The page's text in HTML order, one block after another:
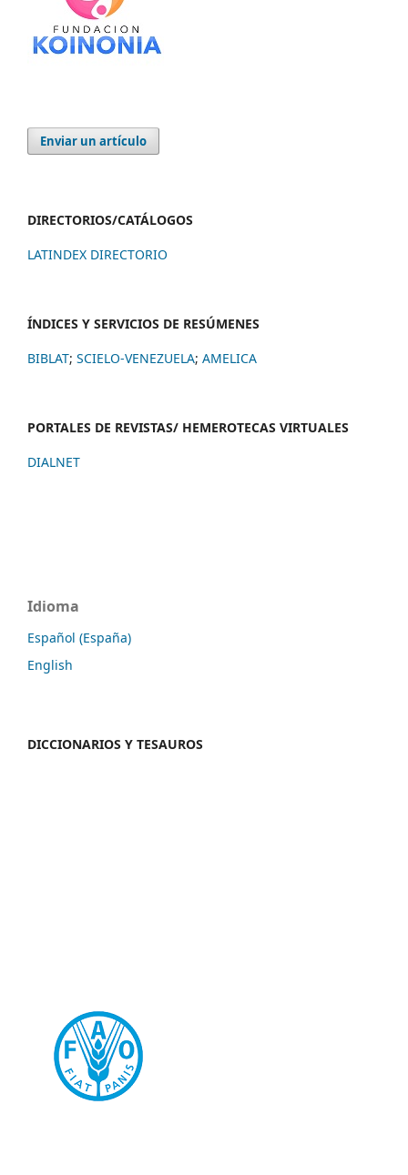
Enviar un artículo
DIRECTORIOS/CATÁLOGOS
LATINDEX DIRECTORIO
ÍNDICES Y SERVICIOS DE RESÚMENES
BIBLAT; SCIELO-VENEZUELA; AMELICA
PORTALES DE REVISTAS/ HEMEROTECAS VIRTUALES
DIALNET
Idioma
Español (España)
English
DICCIONARIOS Y TESAUROS